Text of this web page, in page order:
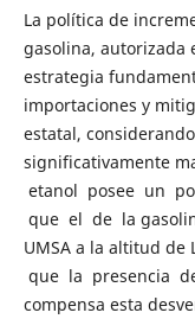
La política de
gasolina, autorizada
estrategia
importaciones y
estatal,
significativamente
etanol posee un
que el de la
UMSA a la altitud
que la presencia
compensa esta